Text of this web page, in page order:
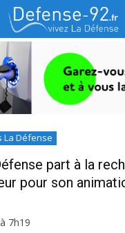
La Défense
part à la
pour son
7h19